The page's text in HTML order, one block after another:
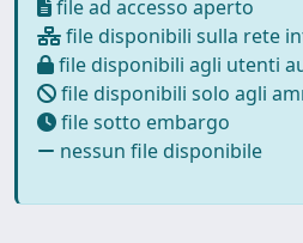
file ad accesso aperto
file disponibili sulla rete
file disponibili agli utenti
file disponibili solo agli
file sotto embargo
nessun file disponibile